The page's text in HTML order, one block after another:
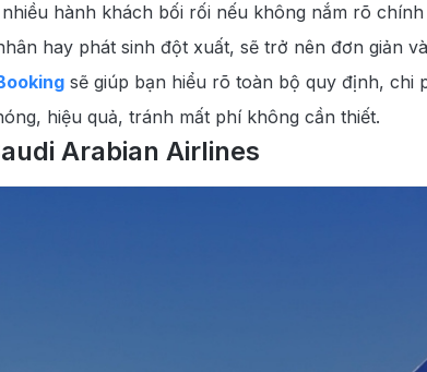
uy tín
hành khách bối rối nếu không nắm rõ
hay phát sinh đột xuất, sẽ trở nên đơn giản
sẽ giúp bạn hiểu rõ toàn bộ quy định, chi
hiệu quả, tránh mất phí không cần thiết.
Arabian Airlines